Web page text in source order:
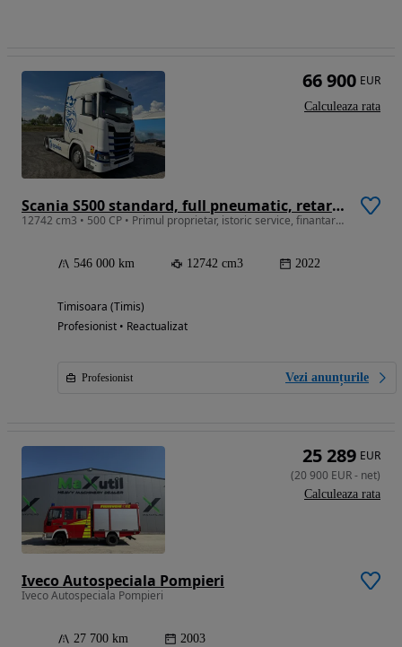
Scania S500 standard, full pneumatic, retarder, clima stationara, finantare
12742 cm3 • 500 CP • Primul proprietar, istoric service, finantare, factura externa
546 000 km 12742 cm3 2022
Timisoara (Timis)
Profesionist • Reactualizat
Profesionist Vezi anunțurile
66 900 EUR
Calculeaza rata
Iveco Autospeciala Pompieri
Iveco Autospeciala Pompieri
27 700 km 2003
25 289 EUR
(20 900 EUR- net)
Calculeaza rata